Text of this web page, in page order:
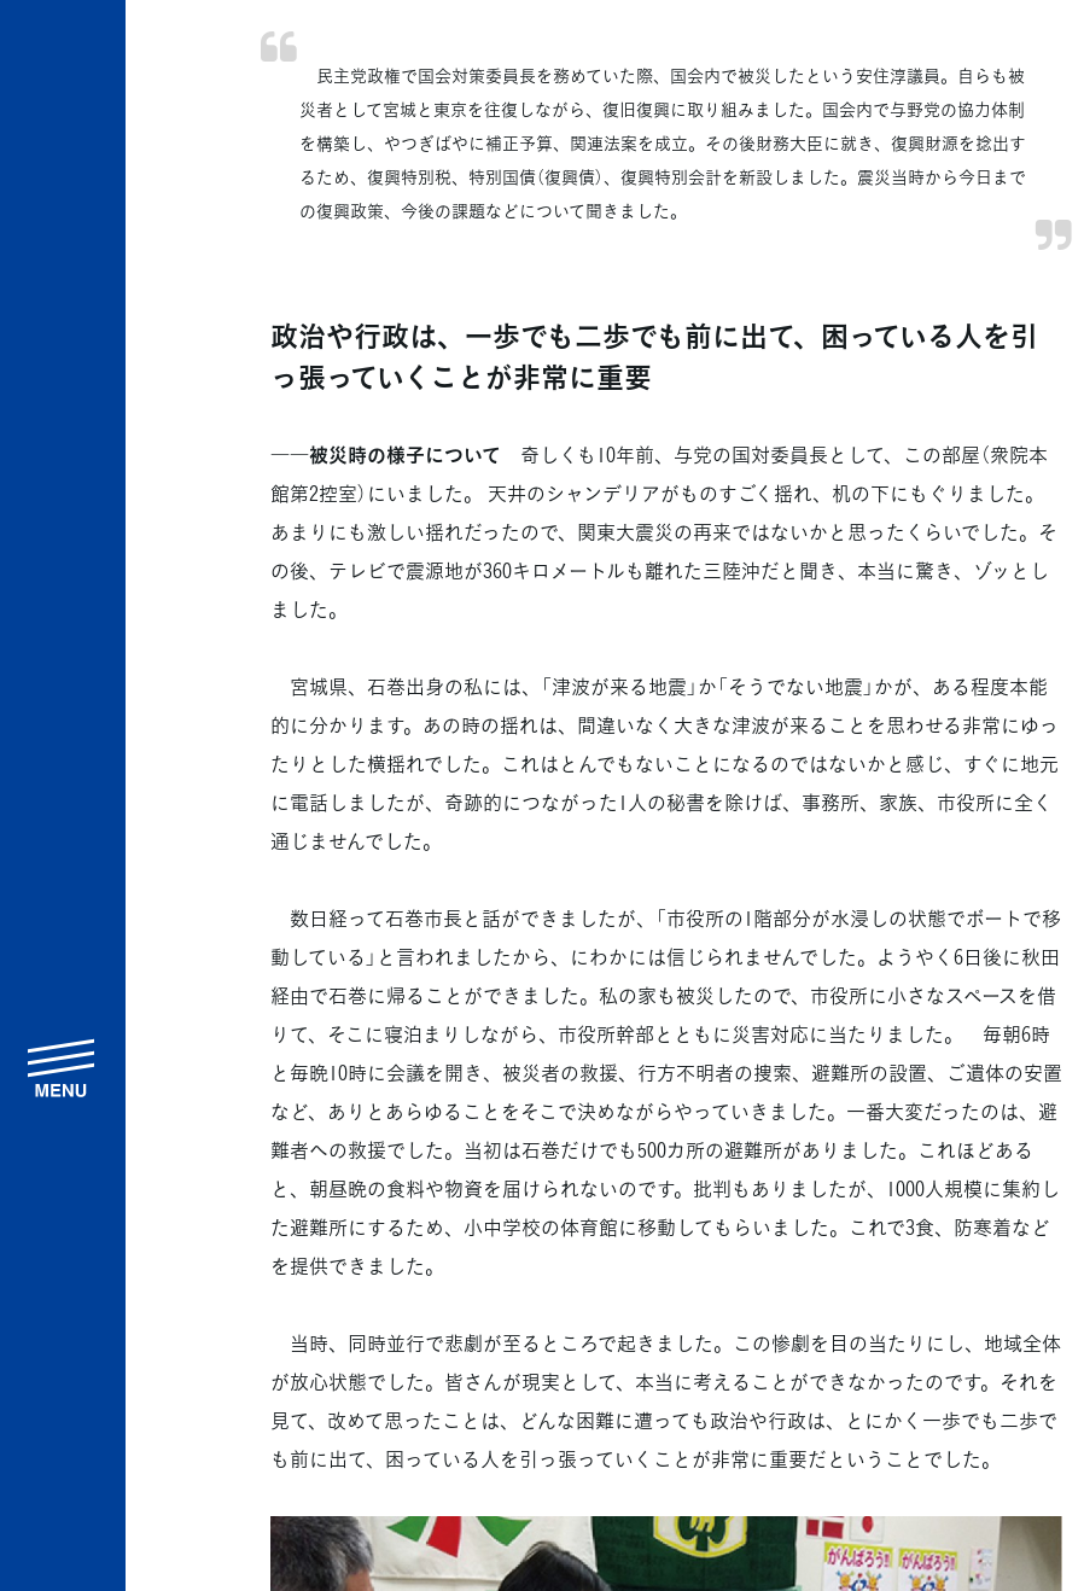
民主党政権で国会対策委員長を務めていた際、国会内で被災したという安住淳議員。自らも被
災者として宮城と東京を往復しながら、復旧復興に取り組みました。国会内で与野党の協力体制
を構築し、やつぎばやに補正予算、関連法案を成立。その後財務大臣に就き、復興財源を捻出す
るため、復興特別税、特別国債（復興債）、復興特別会計を新設しました。震災当時から今日まで
の復興政策、今後の課題などについて聞きました。
政治や行政は、一歩でも二歩でも前に出て、困っている人を引
っ張っていくことが非常に重要
――被災時の様子について 奇しくも10年前、与党の国対委員長として、この部屋（衆院本
館第2控室）にいました。 天井のシャンデリアがものすごく揺れ、机の下にもぐりました。
あまりにも激しい揺れだったので、関東大震災の再来ではないかと思ったくらいでした。そ
の後、テレビで震源地が360キロメートルも離れた三陸沖だと聞き、本当に驚き、ゾッとし
ました。
宮城県、石巻出身の私には、「津波が来る地震」か「そうでない地震」かが、ある程度本能
的に分かります。あの時の揺れは、間違いなく大きな津波が来ることを思わせる非常にゆっ
たりとした横揺れでした。これはとんでもないことになるのではないかと感じ、すぐに地元
に電話しましたが、奇跡的につながった1人の秘書を除けば、事務所、家族、市役所に全く
通じませんでした。
数日経って石巻市長と話ができましたが、「市役所の1階部分が水浸しの状態でボートで移
動している」と言われましたから、にわかには信じられませんでした。ようやく6日後に秋田
経由で石巻に帰ることができました。私の家も被災したので、市役所に小さなスペースを借
りて、そこに寝泊まりしながら、市役所幹部とともに災害対応に当たりました。 毎朝6時
と毎晩10時に会議を開き、被災者の救援、行方不明者の捜索、避難所の設置、ご遺体の安置
など、ありとあらゆることをそこで決めながらやっていきました。一番大変だったのは、避
難者への救援でした。当初は石巻だけでも500カ所の避難所がありました。これほどある
と、朝昼晩の食料や物資を届けられないのです。批判もありましたが、1000人規模に集約し
た避難所にするため、小中学校の体育館に移動してもらいました。これで3食、防寒着など
を提供できました。
当時、同時並行で悲劇が至るところで起きました。この惨劇を目の当たりにし、地域全体
が放心状態でした。皆さんが現実として、本当に考えることができなかったのです。それを
見て、改めて思ったことは、どんな困難に遭っても政治や行政は、とにかく一歩でも二歩で
も前に出て、困っている人を引っ張っていくことが非常に重要だということでした。